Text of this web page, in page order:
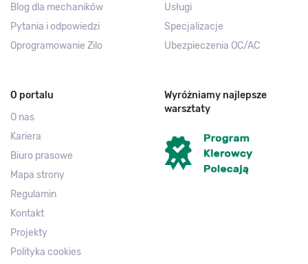
Blog dla mechaników
Pytania i odpowiedzi
Oprogramowanie Zilo
Usługi
Specjalizacje
Ubezpieczenia OC/AC
O portalu
O nas
Kariera
Biuro prasowe
Mapa strony
Regulamin
Kontakt
Projekty
Polityka cookies
Wyróżniamy najlepsze
warsztaty